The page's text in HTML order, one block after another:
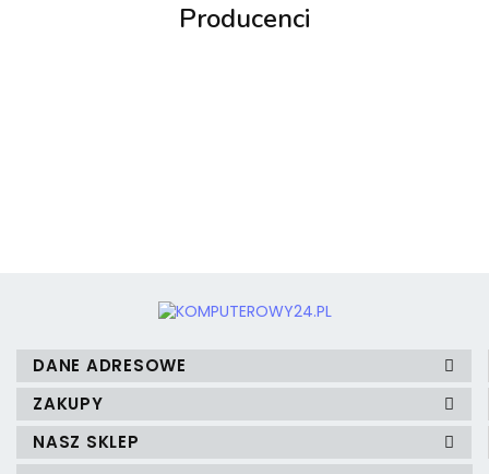
Producenci
3mk Protection
DANE ADRESOWE
ZAKUPY
NASZ SKLEP